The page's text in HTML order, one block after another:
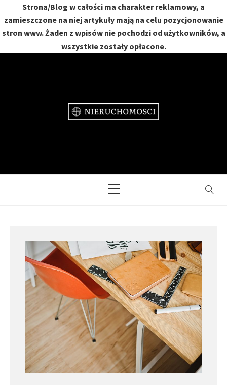
Strona/Blog w całości ma charakter reklamowy, a
zamieszczone na niej artykuły mają na celu pozycjonowanie
stron www. Żaden z wpisów nie pochodzi od użytkowników, a
wszystkie zostały opłacone.
Menu